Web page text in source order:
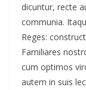
dicuntur, recte
communia.
Reges:
Familiares
cum optimos
autem in suis